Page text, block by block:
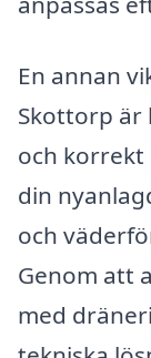
En annan
Skottorp är
och
din
och
Genom att
med